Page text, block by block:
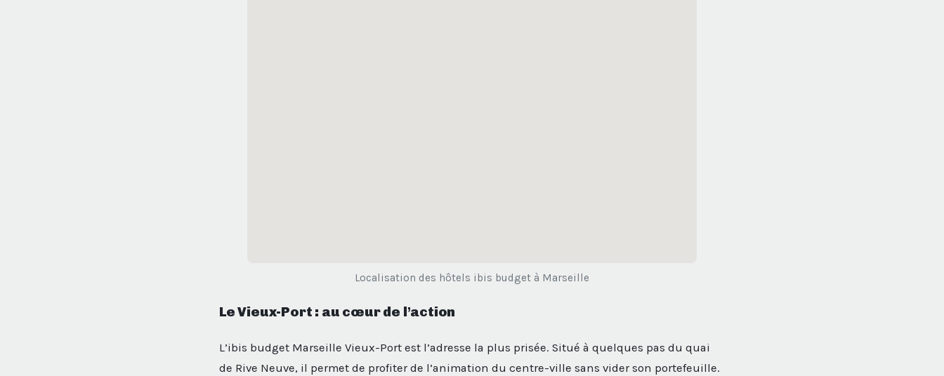
Localisation des hôtels ibis budget à Marseille
Le Vieux-Port : au cœur de l’action
L’ibis budget Marseille Vieux-Port est l’adresse la plus prisée. Situé à quelques pas du quai
de Rive Neuve, il permet de profiter de l’animation du centre-ville sans vider son portefeuille.